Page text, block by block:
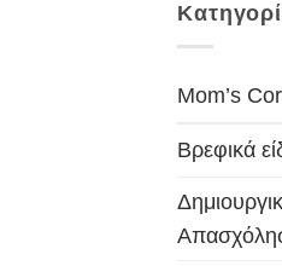
Mom’s
Βρεφικά